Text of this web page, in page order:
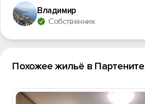
Владимир
Собственник
Похожее жильё в Партените